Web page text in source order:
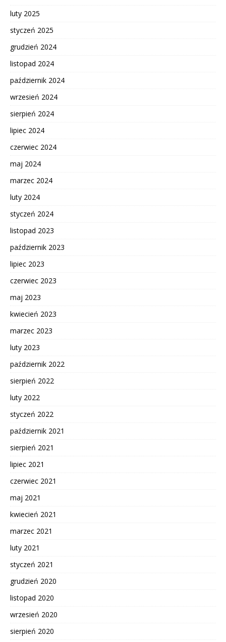
luty 2025
styczeń 2025
grudzień 2024
listopad 2024
październik 2024
wrzesień 2024
sierpień 2024
lipiec 2024
czerwiec 2024
maj 2024
marzec 2024
luty 2024
styczeń 2024
listopad 2023
październik 2023
lipiec 2023
czerwiec 2023
maj 2023
kwiecień 2023
marzec 2023
luty 2023
październik 2022
sierpień 2022
luty 2022
styczeń 2022
październik 2021
sierpień 2021
lipiec 2021
czerwiec 2021
maj 2021
kwiecień 2021
marzec 2021
luty 2021
styczeń 2021
grudzień 2020
listopad 2020
wrzesień 2020
sierpień 2020